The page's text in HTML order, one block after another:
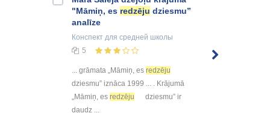
"Māmiņ, es redzēju dziesmu”
analīze
Конспект для средней школы
5
... grāmata „Māmiņ, es redzēju
dziesmu” iznāca 1999 ... . Krājumā
„Māmiņ, es redzēju
dziesmu” ir
daudz ...